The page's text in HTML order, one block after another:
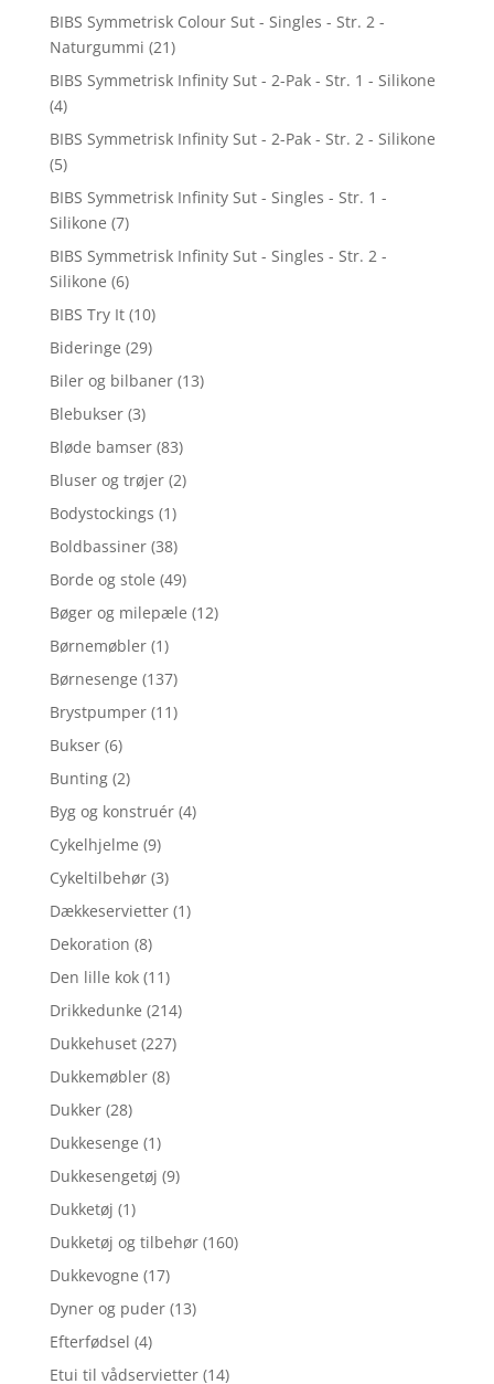
BIBS Symmetrisk Colour Sut - Singles - Str. 2 -
Naturgummi (21)
BIBS Symmetrisk Infinity Sut - 2-Pak - Str. 1 - Silikone
(4)
BIBS Symmetrisk Infinity Sut - 2-Pak - Str. 2 - Silikone
(5)
BIBS Symmetrisk Infinity Sut - Singles - Str. 1 -
Silikone (7)
BIBS Symmetrisk Infinity Sut - Singles - Str. 2 -
Silikone (6)
BIBS Try It (10)
Bideringe (29)
Biler og bilbaner (13)
Blebukser (3)
Bløde bamser (83)
Bluser og trøjer (2)
Bodystockings (1)
Boldbassiner (38)
Borde og stole (49)
Bøger og milepæle (12)
Børnemøbler (1)
Børnesenge (137)
Brystpumper (11)
Bukser (6)
Bunting (2)
Byg og konstruér (4)
Cykelhjelme (9)
Cykeltilbehør (3)
Dækkeservietter (1)
Dekoration (8)
Den lille kok (11)
Drikkedunke (214)
Dukkehuset (227)
Dukkemøbler (8)
Dukker (28)
Dukkesenge (1)
Dukkesengetøj (9)
Dukketøj (1)
Dukketøj og tilbehør (160)
Dukkevogne (17)
Dyner og puder (13)
Efterfødsel (4)
Etui til vådservietter (14)